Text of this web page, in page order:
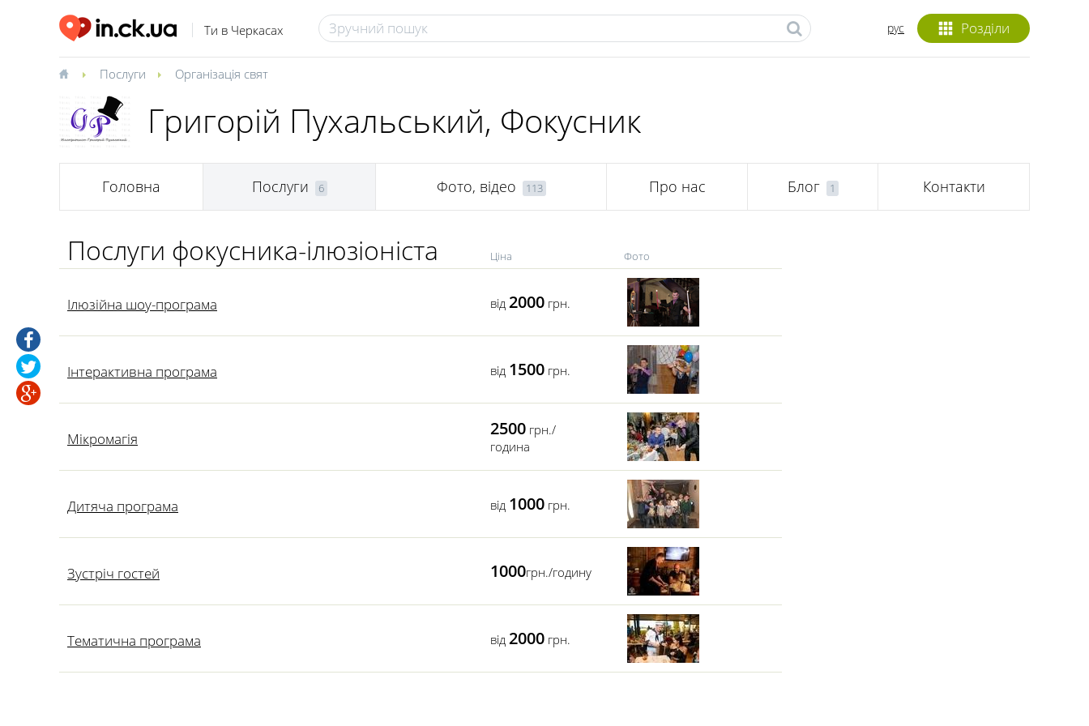
Ти в Черкасах Розділи
рус
Послуги Організація свят
Григорій Пухальський, Фокусник
Головна Послуги 6 Фото, відео 113 Про нас Блог 1 Контакти
Послуги фокусника-ілюзіоніста Ціна Фото
Ілюзійна шоу-програма від 2000 грн.
Інтерактивна програма від 1500 грн.
Мікромагія 2500 грн./
година
Дитяча програма від 1000 грн.
Зустріч гостей 1000грн./годину
Тематична програма від 2000 грн.